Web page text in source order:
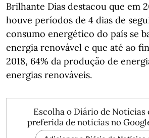
Brilhante Dias destacou que em
houve períodos de 4 dias de
consumo energético do país se
energia renovável e que até ao
2018, 64% da produção de
energias renováveis.
Escolha o Diário de Notícias
preferida de notícias no